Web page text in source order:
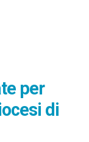
per
di